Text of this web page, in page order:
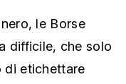
le Borse
difficile, che solo
di etichettare